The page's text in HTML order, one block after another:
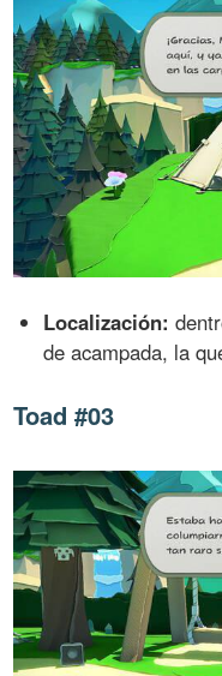
Localización:
de acampada, la
Toad #03